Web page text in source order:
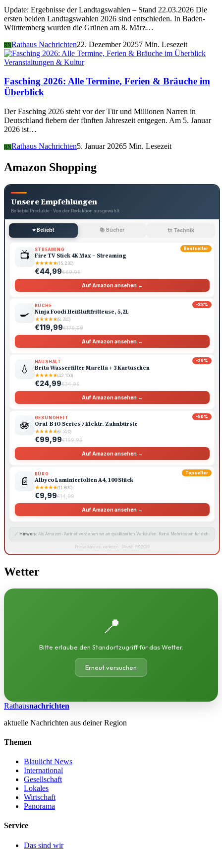
Update: Ergebnisse der Landtagswahlen – Stand 22.03.2026 Die
ersten beiden Landtagswahlen 2026 sind entschieden. In Baden-
Württemberg wurden die Grünen am 8. März…
RNRathaus Nachrichten22. Dezember 20257 Min. Lesezeit
Veranstaltungen & Kultur
Fasching 2026: Alle Termine, Ferien & Bräuche im
Überblick
Der Fasching 2026 steht vor der Tür und Millionen Narren in
Deutschland fiebern der fünften Jahreszeit entgegen. Am 5. Januar
2026 ist…
RNRathaus Nachrichten5. Januar 20265 Min. Lesezeit
Amazon Shopping
Unsere Empfehlungen
Beliebte Produkte · Von der Redaktion ausgewählt
⭐ Beliebt 📚 Bücher 🔌 Technik
Bestseller
📺 STREAMING
Fire TV Stick 4K Max – Streaming
★★★★★(15.230)
€44,99€69,99
Auf Amazon ansehen →
-33%
🍳
KÜCHE
Ninja Foodi Heißluftfritteuse, 5,2L
★★★★★(8.740)
€119,99€179,99
Auf Amazon ansehen →
-29%
💧
HAUSHALT
Brita Wasserfilter Marella + 3 Kartuschen
★★★★★(42.100)
€24,99€34,99
Auf Amazon ansehen →
-50%
🪷
GESUNDHEIT
Oral-B iO Series 7 Elektr. Zahnbürste
★★★★★(6.520)
€99,99€199,99
Auf Amazon ansehen →
Topseller
📄
BÜRO
Albyco Laminierfolien A4, 100 Stück
★★★★★(11.800)
€9,99€14,99
Auf Amazon ansehen →
🔗 Hinweis: Als Amazon-Partner verdienen wir an qualifizierten Verkäufen. Keine Mehrkosten für dich.
Preise können variieren · Stand: 7.8.2026
Wetter
📍
Bitte erlaube den Standortzugriff für das Wetter.
Erneut versuchen
Rathausnachrichten
aktuelle Nachrichten aus deiner Region
Themen
Blaulicht News
International
Gesellschaft
Lokales
Wirtschaft
Panorama
Service
Das sind wir